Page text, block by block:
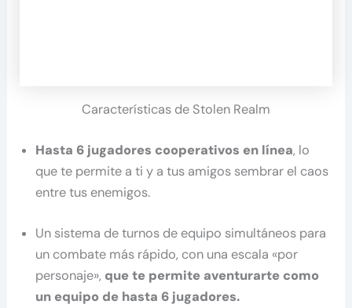
Características de Stolen Realm
Hasta 6 jugadores cooperativos en línea, lo
que te permite a ti y a tus amigos sembrar el caos
entre tus enemigos.
Un sistema de turnos de equipo simultáneos para
un combate más rápido, con una escala «por
personaje», que te permite aventurarte como
un equipo de hasta 6 jugadores.